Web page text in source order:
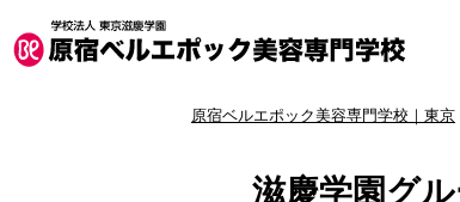
原宿ベルエポック美容専門学校｜東京
滋慶学園グ